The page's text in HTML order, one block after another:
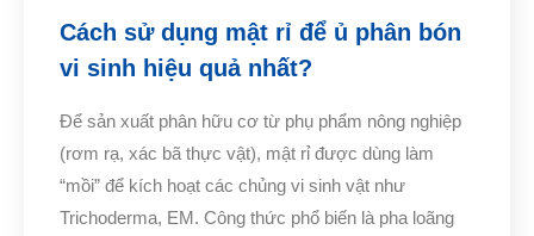
Cách sử dụng mật rỉ để ủ phân bón
vi sinh hiệu quả nhất?
Để sản xuất phân hữu cơ từ phụ phẩm nông nghiệp
(rơm rạ, xác bã thực vật), mật rỉ được dùng làm
“mồi” để kích hoạt các chủng vi sinh vật như
Trichoderma, EM. Công thức phổ biến là pha loãng